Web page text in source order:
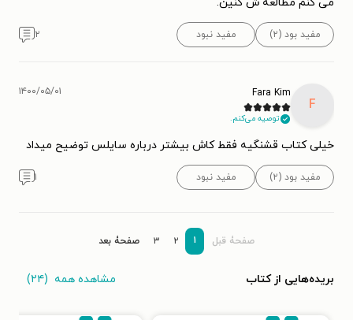
مفید بود (۲) مفید نبود ۲
F
Fara Kim
توصیه می‌کنم.
۱۴۰۰/۰۵/۰۱
خیلی کتاب قشنگیه فقط کاش بیشتر درباره سایلس توضیح میداد
مفید بود (۲) مفید نبود ۱
صفحۀ قبل ۱ ۲ ۳ صفحۀ بعد
بریده‌هایی از کتاب مشاهده همه (۲۴)